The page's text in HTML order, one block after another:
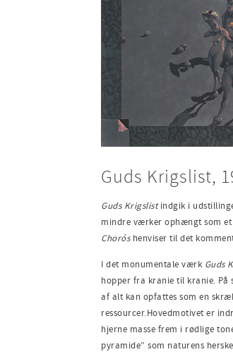
Guds Krigslist,
Guds Krigslistindgik i
mindre værker ophængt som
Choróshenviser til det
I det monumentale værk Guds
hopper fra kranie til kranie.
af alt kan opfattes som en
ressourcer.Hovedmotivet er
hjerne masse frem i rødlige
pyramide” som naturens